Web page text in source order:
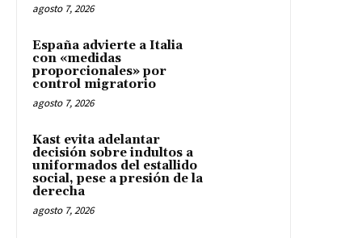
agosto 7, 2026
España advierte a Italia
con «medidas
proporcionales» por
control migratorio
agosto 7, 2026
Kast evita adelantar
decisión sobre indultos a
uniformados del estallido
social, pese a presión de la
derecha
agosto 7, 2026